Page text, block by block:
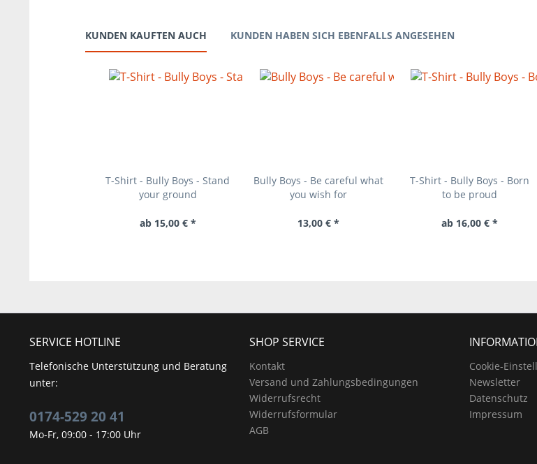
KUNDEN KAUFTEN AUCH KUNDEN HABEN SICH EBENFALLS ANGESEHEN
T-Shirt - Bully Boys - Stand
your ground
ab 15,00 € *
Bully Boys - Be careful what
you wish for
13,00 € *
T-Shirt - Bully Boys - Born
to be proud
ab 16,00 € *
SERVICE HOTLINE
Telefonische Unterstützung und Beratung
unter:
0174-529 20 41
Mo-Fr, 09:00 - 17:00 Uhr
SHOP SERVICE
Kontakt
Versand und Zahlungsbedingungen
Widerrufsrecht
Widerrufsformular
AGB
Cookie-
Newsletter
Datenschutz
Impressum